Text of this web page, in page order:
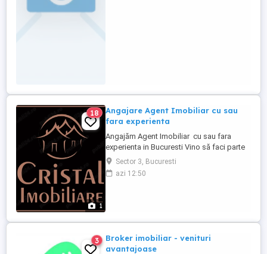
1
18
Angajare Agent Imobiliar cu sau
fara experienta
Angajăm Agent Imobiliar cu sau fara
experienta in Bucuresti Vino să faci parte
dintr-o echipă de succes cu 26 de ani de
ACTIVITATE Descrierea jobului: Căutăm
colegi motivați, sociabili și orientați spre
Sector 3, Bucuresti
azi 12:50
3
Broker imobiliar - venituri
avantajoase